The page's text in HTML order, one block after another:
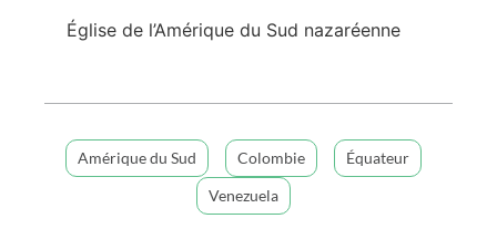
Église de l’Amérique du Sud nazaréenne
Amérique du Sud Colombie
Équateur
Venezuela